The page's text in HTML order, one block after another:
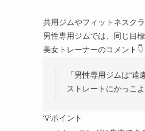
共用ジムやフィットネスク
男性専用ジムでは、同じ目
美女トレーナーのコメント👇
「男性専用ジムは“遠
ストレートにかっこ
💡ポイント